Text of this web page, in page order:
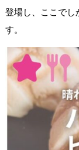
登場し、ここでし
す。